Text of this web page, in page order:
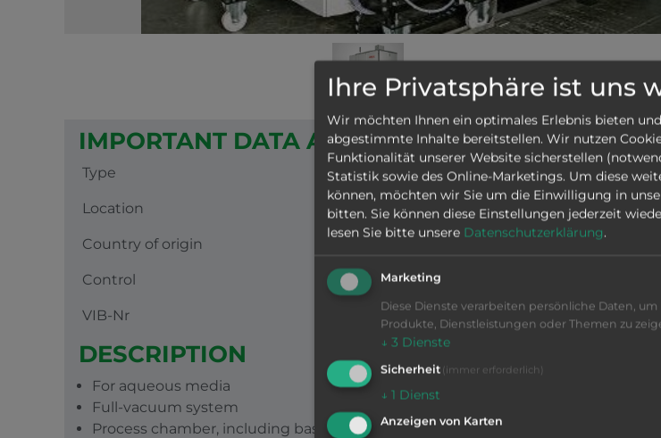
Ihre Privatsphäre ist uns
Wir möchten Ihnen ein optimales Erlebnis bieten
abgestimmte Inhalte bereitstellen. Wir nutzen
Funktionalität unserer Website sicherstellen
Statistik sowie des Online-Marketings. Um diese
können, möchten wir Sie um die Einwilligung in
bitten. Sie können diese Einstellungen jederzeit
lesen Sie bitte unsere Datenschutzerklärung.
Marketing
Diese Dienste verarbeiten persönliche Daten,
Produkte, Dienstleistungen oder Themen zu
↓ 3 Dienste
Sicherheit (immer erforderlich)
↓ 1 Dienst
Anzeigen von Karten
IMPORTANT DATA AT A GLANCE
Type
Location Arrange an
Country of origin
Control
VIB-Nr
DESCRIPTION
For aqueous media
Full-vacuum system
Process chamber, including basket holder, part catcher, and coarse filter